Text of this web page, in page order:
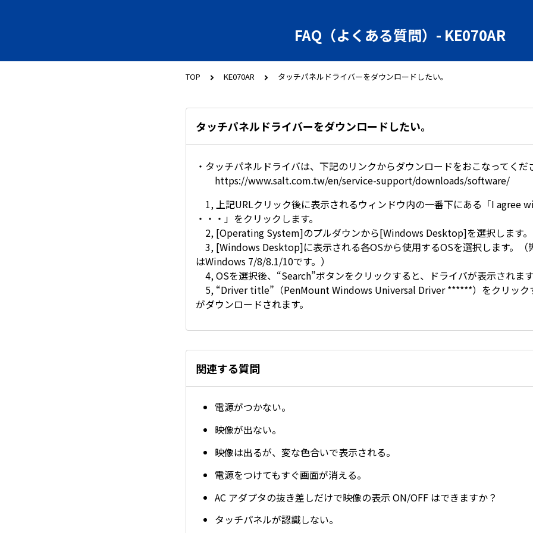
FAQ（よくある質問）- KE070AR
TOP KE070AR タッチパネルドライバーをダウンロードしたい。
タッチパネルドライバーをダウンロードしたい。
・タッチパネルドライバは、下記のリンクからダウンロードをおこなってくだ
https://www.salt.com.tw/en/service-support/downloads/software/
1, 上記URLクリック後に表示されるウィンドウ内の一番下にある「I agree
・・・」をクリックします。
2, [Operating System]のプルダウンから[Windows Desktop]を選択します。
3, [Windows Desktop]に表示される各OSから使用するOSを選択します。（
はWindows 7/8/8.1/10です。）
4, OSを選択後、“Search”ボタンをクリックすると、ドライバが表示されます
5, “Driver title”（PenMount Windows Universal Driver ******）をクリック
がダウンロードされます。
関連する質問
電源がつかない。
映像が出ない。
映像は出るが、変な色合いで表示される。
電源をつけてもすぐ画面が消える。
AC アダプタの抜き差しだけで映像の表示 ON/OFF はできますか？
タッチパネルが認識しない。